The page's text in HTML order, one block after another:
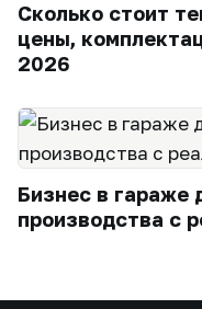
Сколько стоит
цены,
2026
Бизнес в гараже
производства с